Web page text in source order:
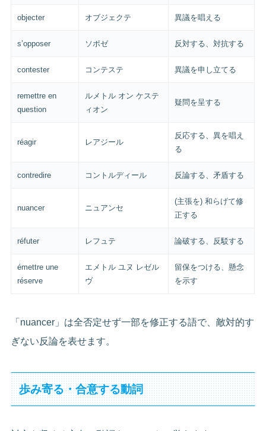
objecter オブジェクテ 異議を唱える
s’opposer ソポゼ 反対する、対抗する
contester コンテステ 異議を申し立てる
remettre en
question
ルメトル オン ケステ
ィオン
疑問を呈する
réagir レアジール
反応する、異を唱え
る
contredire コントルディール 反論する、矛盾する
nuancer ニュアンセ
(主張を) 和らげて修
正する
réfuter レフュテ 論破する、反駁する
émettre une
réserve
エメトル ユヌ レゼル
ヴ
留保をつける、懸念
を示す
「nuancer」は全否定せず一部を修正する語で、敵対的す
ぎない反論を表せます。
歩み寄る・合意する動詞